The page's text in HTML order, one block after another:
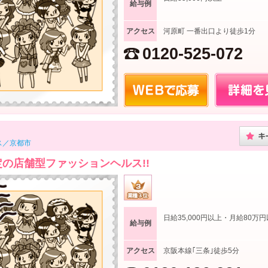
給与例
アクセス 河原町 一番出口より徒歩1分
0120-525-072
／京都市
店舗型ファッションヘルス!!
給与例
日給35,000円以上・月給80万円
アクセス 京阪本線｢三条｣徒歩5分